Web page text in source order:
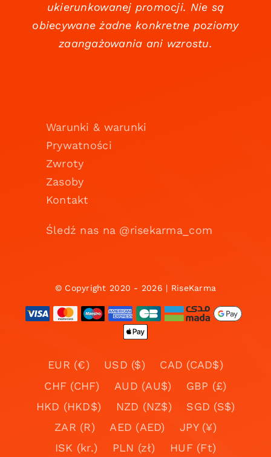
ukierunkowanej promocji. Nie są
obiecywane żadne konkretne poziomy
zaangażowania ani wzrostu.
Warunki & warunki
Prywatności
Zwroty
Zasoby
Kontakt
Śledź nas na @risekarma_com
© Copyright 2020 - 2026 | RiseKarma
EUR (€) USD ($)
CAD (CAD$)
CHF (CHF)
AUD (AU$)
GBP (£)
HKD (HKD$)
NZD (NZ$)
SGD (S$)
ZAR (R)
AED (AED)
JPY (¥)
ISK (kr.)
PLN (zł)
HUF (Ft)